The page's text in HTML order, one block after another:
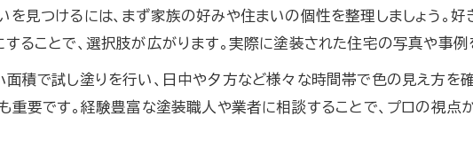
塗装色合いで美しさを長く保つ実践方法
見つけるには、まず家族の好みや住まいの個性を整理しましょう。好
ることで、選択肢が広がります。実際に塗装された住宅の写真や事例
積で試し塗りを行い、日中や夕方など様々な時間帯で色の見え方を確
重要です。経験豊富な塗装職人や業者に相談することで、プロの視点